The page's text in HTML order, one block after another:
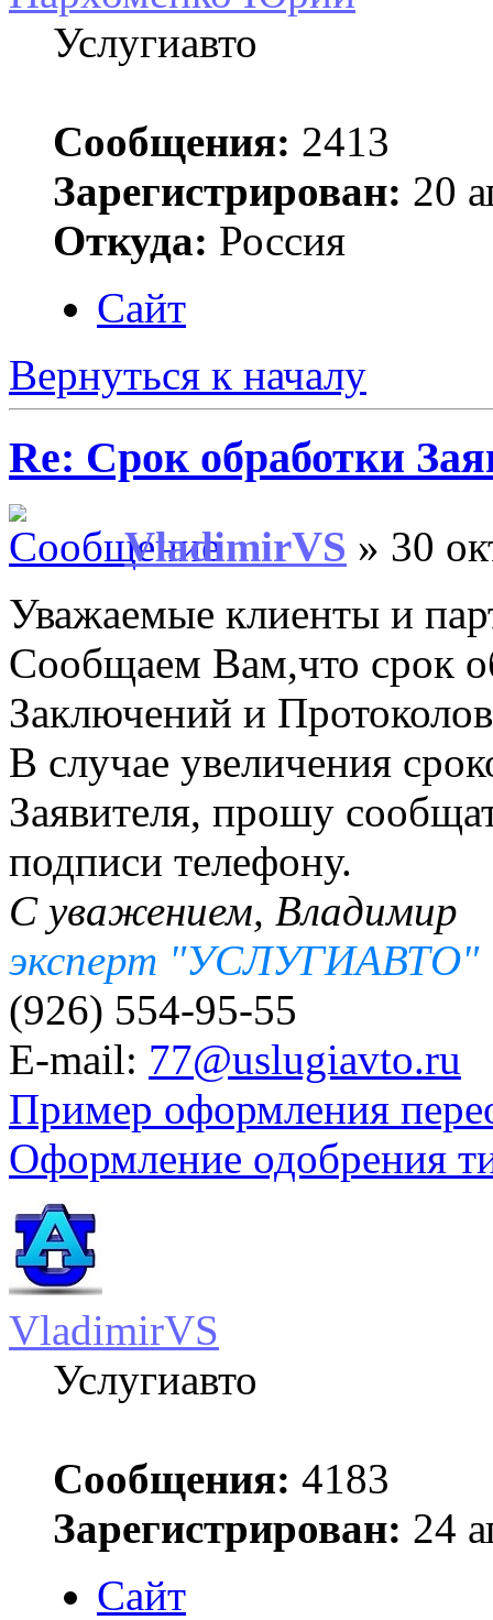
Услугиавто
Сообщения: 2413
Зарегистрирован: 20
Откуда: Россия
Сайт
Вернуться к началу
Re: Срок обработки
VladimirVS » 30
Уважаемые клиенты и
Сообщаем Вам,что срок
Заключений и
В случае увеличения
Заявителя, прошу
подписи телефону.
С уважением, Владимир
эксперт "УСЛУГИАВТО"
(926) 554-95-55
E-mail: 77@uslugiavto.ru
Пример оформления
Оформление одобрения
VladimirVS
Услугиавто
Сообщения: 4183
Зарегистрирован: 24
Сайт